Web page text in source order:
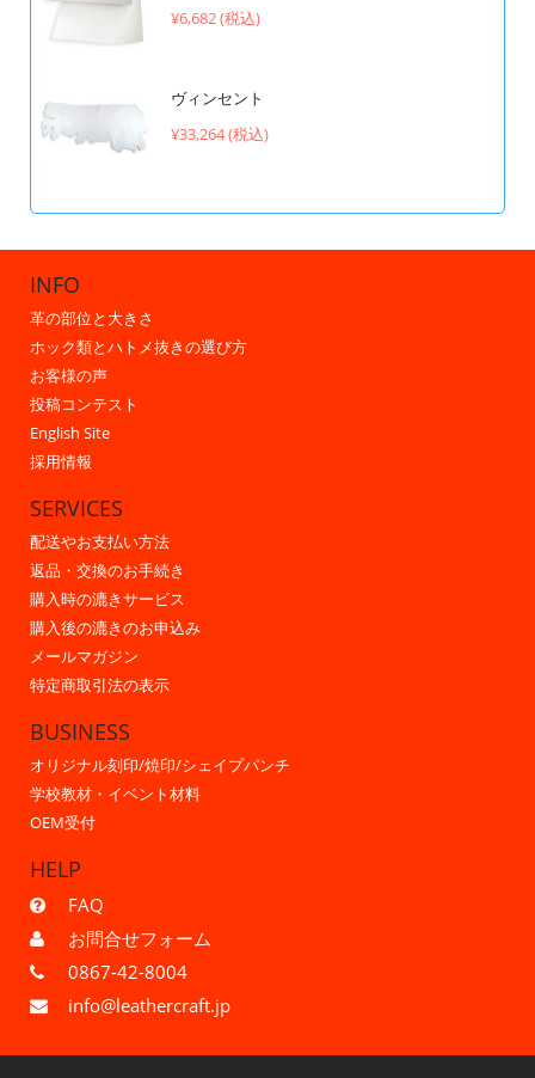
¥6,682 (税込)
ヴィンセント
¥33,264 (税込)
INFO
革の部位と大きさ
ホック類とハトメ抜きの選び方
お客様の声
投稿コンテスト
English Site
採用情報
SERVICES
配送やお支払い方法
返品・交換のお手続き
購入時の漉きサービス
購入後の漉きのお申込み
メールマガジン
特定商取引法の表示
BUSINESS
オリジナル刻印/焼印/シェイプパンチ
学校教材・イベント材料
OEM受付
HELP
FAQ
お問合せフォーム
0867-42-8004
info@leathercraft.jp